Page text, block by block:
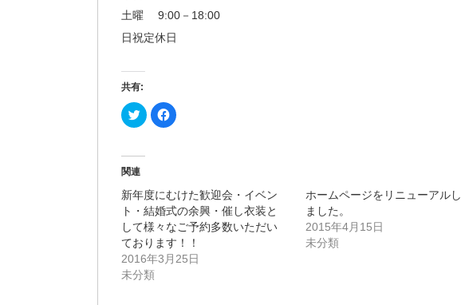
土曜 9:00－18:00
日祝定休日
共有:
ク
リ
て
共
有
(新
し
い
ウ
ィ
ン
ド
ウ
で
Facebook
で
ク
リ
ッ
ク
し
て
く
だ
さ
関連
新年度にむけた歓迎会・イベン
ト・結婚式の余興・催し衣装と
して様々なご予約多数いただい
ております！！
2016年3月25日
未分類
ホームページをリニューアルし
ました。
2015年4月15日
未分類